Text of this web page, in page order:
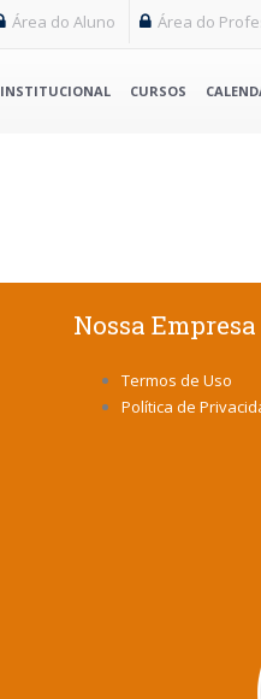
Área do Aluno Área do
INSTITUCIONAL CURSOS
Nossa Empresa
Termos de Uso
Política de